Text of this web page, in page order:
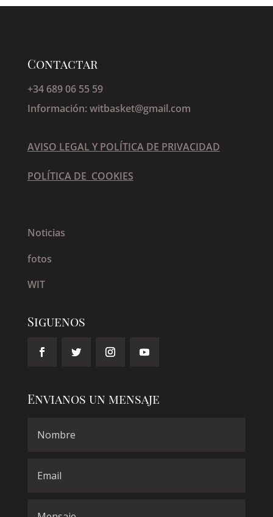
Contactar
+34 689 06 55 59
Información: witbasket@gmail.com
AVISO LEGAL Y POLÍTICA DE PRIVACIDAD
POLÍTICA DE COOKIES
Noticias
fotos
WIT
Siguenos
Envianos un mensaje